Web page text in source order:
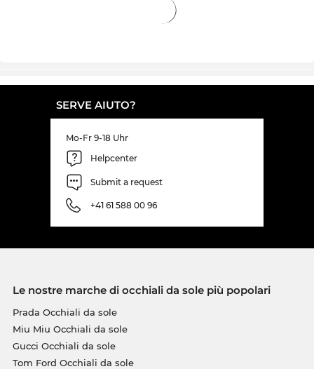
SERVE AIUTO?
Mo-Fr 9-18 Uhr
Helpcenter
Submit a request
+41 61 588 00 96
Le nostre marche di occhiali da sole più popolari
Prada Occhiali da sole
Miu Miu Occhiali da sole
Gucci Occhiali da sole
Tom Ford Occhiali da sole